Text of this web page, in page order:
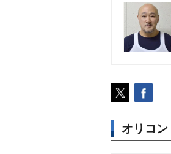
オリコ